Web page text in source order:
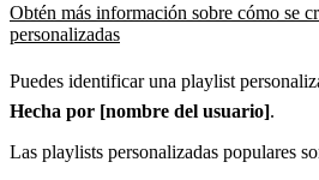
Obtén más información sobre cómo se
personalizadas
Puedes identificar una playlist
Hecha por [nombre del usuario].
Las playlists personalizadas populares